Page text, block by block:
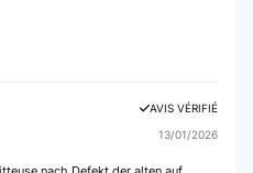
AVIS VÉRIFIÉ
13/01/2026